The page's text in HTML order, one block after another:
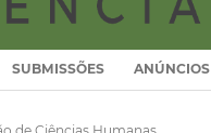
SUBMISSÕES ANÚNCIOS